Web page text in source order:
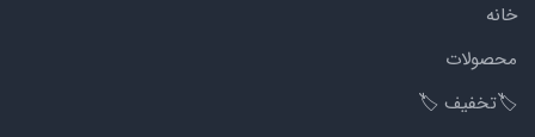
خانه
محصولات
🏷️تخفیف 🏷️